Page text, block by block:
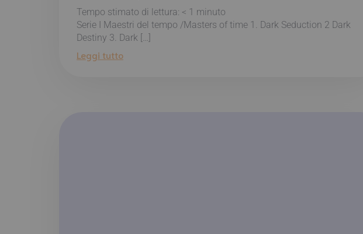
Tempo stimato di lettura: < 1 minuto
Serie I Maestri del tempo /Masters of time 1. Dark Seduction 2 Dark
Destiny 3. Dark […]
Leggi tutto